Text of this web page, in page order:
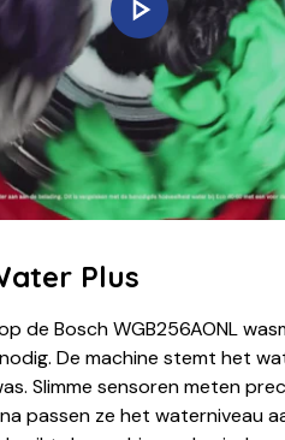
Plus
de Bosch WGB256AONL
De machine stemt het
Slimme sensoren meten
passen ze het waterniveau